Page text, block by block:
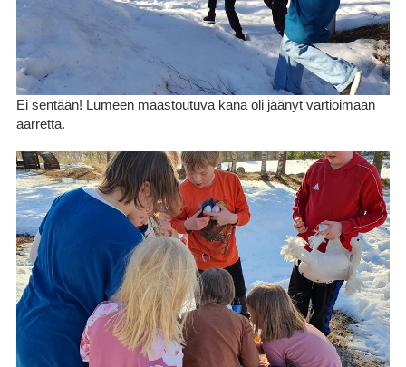
Ei sentään! Lumeen maastoutuva kana oli jäänyt vartioimaan
aarretta.